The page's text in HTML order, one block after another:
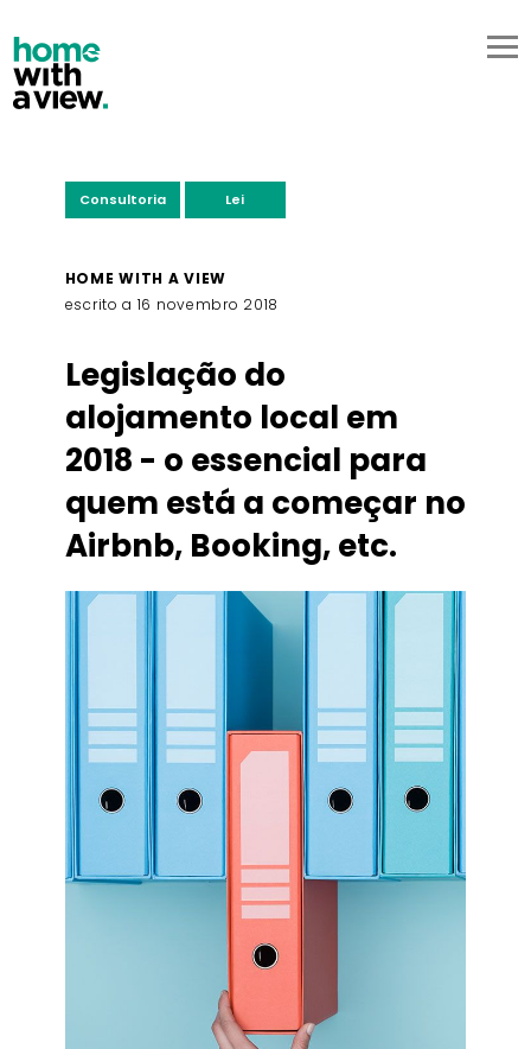
EN
Consultoria Lei
HOME WITH A VIEW
escrito a 16 novembro 2018
Legislação do
alojamento local em
2018 - o essencial para
quem está a começar no
Airbnb, Booking, etc.